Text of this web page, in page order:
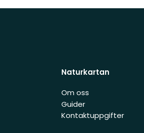
Naturkartan
Om oss
Guider
Kontaktuppgifter